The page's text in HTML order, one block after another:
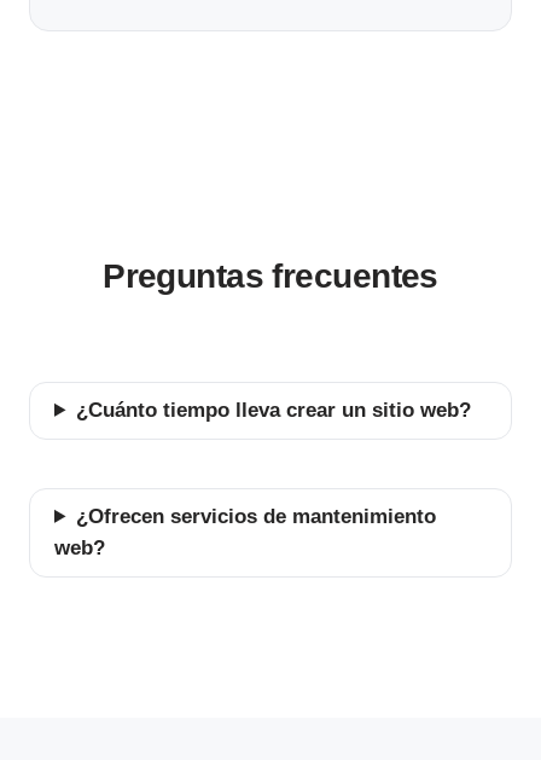
Preguntas frecuentes
¿Cuánto tiempo lleva crear un sitio web?
¿Ofrecen servicios de mantenimiento
web?